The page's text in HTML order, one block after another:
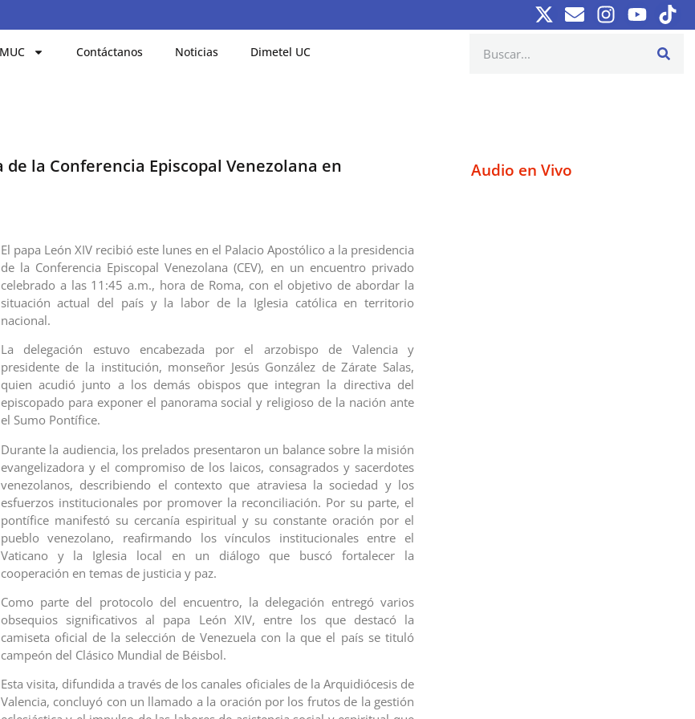
Contáctanos Noticias Dimetel UC
la Conferencia Episcopal Venezolana en
El papa León XIV recibió este lunes en el Palacio Apostólico a la presidencia
de la Conferencia Episcopal Venezolana (CEV), en un encuentro privado
celebrado a las 11:45 a.m., hora de Roma, con el objetivo de abordar la
situación actual del país y la labor de la Iglesia católica en territorio
nacional.
La delegación estuvo encabezada por el arzobispo de Valencia y
presidente de la institución, monseñor Jesús González de Zárate Salas,
quien acudió junto a los demás obispos que integran la directiva del
episcopado para exponer el panorama social y religioso de la nación ante
el Sumo Pontífice.
Durante la audiencia, los prelados presentaron un balance sobre la misión
evangelizadora y el compromiso de los laicos, consagrados y sacerdotes
venezolanos, describiendo el contexto que atraviesa la sociedad y los
esfuerzos institucionales por promover la reconciliación. Por su parte, el
pontífice manifestó su cercanía espiritual y su constante oración por el
pueblo venezolano, reafirmando los vínculos institucionales entre el
Vaticano y la Iglesia local en un diálogo que buscó fortalecer la
cooperación en temas de justicia y paz.
Como parte del protocolo del encuentro, la delegación entregó varios
obsequios significativos al papa León XIV, entre los que destacó la
camiseta oficial de la selección de Venezuela con la que el país se tituló
campeón del Clásico Mundial de Béisbol.
Esta visita, difundida a través de los canales oficiales de la Arquidiócesis de
Valencia, concluyó con un llamado a la oración por los frutos de la gestión
Audio en Vivo